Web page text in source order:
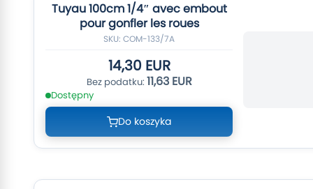
Tuyau 100cm 1/4″ avec embout
pour gonfler les roues
SKU: COM-133/7A
14,30 EUR
11,63 EUR
Dostępny
Do koszyka